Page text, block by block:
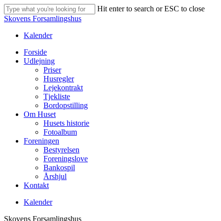
Skip
to
content
Hit enter to search or ESC to close
Close
Skovens Forsamlingshus
Kalender
Menu
Forside
Udlejning
Priser
Husregler
Lejekontrakt
Tjekliste
Bordopstilling
Om Huset
Husets historie
Fotoalbum
Foreningen
Bestyrelsen
Foreningslove
Bankospil
Årshjul
Kontakt
Kalender
Skovens Forsamlingshus